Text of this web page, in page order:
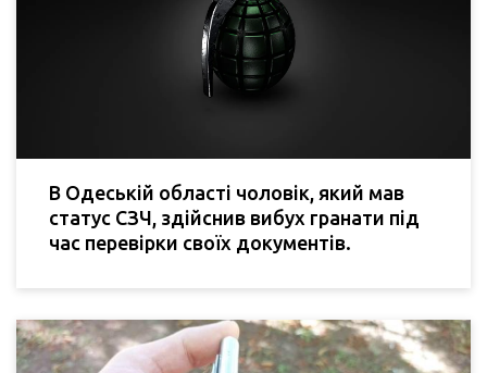
В Одеській області чоловік, який мав
статус СЗЧ, здійснив вибух гранати під
час перевірки своїх документів.